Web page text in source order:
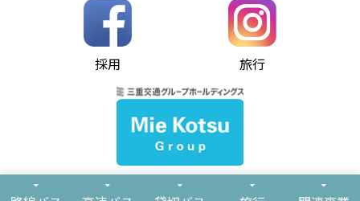
バス情報の見える化
コミュニティバス
バス・タクシー交通広告
異常事態発生時のお願い
個人情報保護方針
ソーシャルメディア運用ポリシー
ホームページのご利用にあたって
Notes for Using this Website
サイトマップ
採用 旅行
© Mie Kotsu Co.,Ltd.